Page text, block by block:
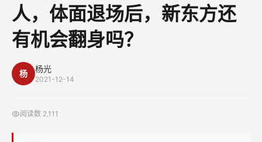
人，体面退场后，新东方还
有机会翻身吗？
杨 杨光
2021-12-14
阅读数 2,111